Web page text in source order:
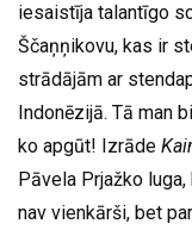
iesaistīja talantīgo
Ščaņņikovu, kas ir
strādājām ar
Indonēzijā. Tā man
ko apgūt! Izrāde
Pāvela Prjažko
nav vienkārši, bet